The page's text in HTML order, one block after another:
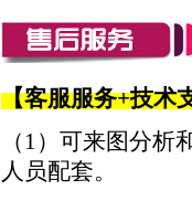
【客服服务+技术
（1）可来图分
人员配套。